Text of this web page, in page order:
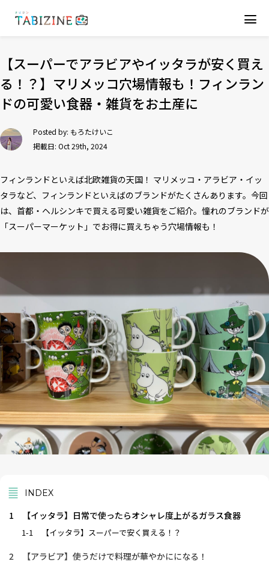
【スーパーでアラビアやイッタラが安く買え
る！？】マリメッコ穴場情報も！フィンラン
ドの可愛い食器・雑貨をお土産に
Posted by: もろたけいこ
掲載日: Oct 29th, 2024
フィンランドといえば北欧雑貨の天国！ マリメッコ・アラビア・イッ
タラなど、フィンランドといえばのブランドがたくさんあります。今回
は、首都・ヘルシンキで買える可愛い雑貨をご紹介。憧れのブランドが
「スーパーマーケット」でお得に買えちゃう穴場情報も！
INDEX
1 【イッタラ】日常で使ったらオシャレ度上がるガラス食器
1-1 【イッタラ】スーパーで安く買える！？
2 【アラビア】使うだけで料理が華やかにになる！